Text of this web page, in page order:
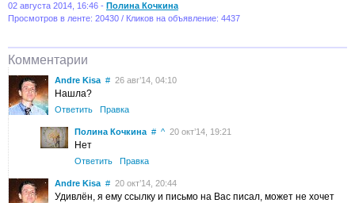
02 августа 2014, 16:46 - Полина Кочкина
Просмотров в ленте: 20430 / Кликов на объявление: 4437
Комментарии
Andre Kisa # 26 авг’14, 04:10
Нашла?
Ответить Правка
Полина Кочкина # ^ 20 окт’14, 19:21
Нет
Ответить Правка
Andre Kisa # 20 окт’14, 20:44
Удивлён, я ему ссылку и письмо на Вас писал, может не хочет